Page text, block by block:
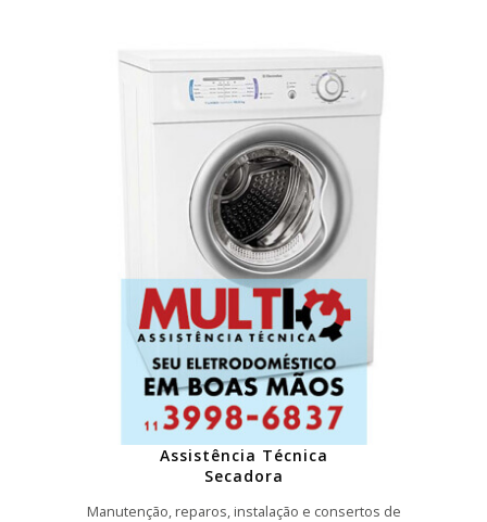
Assistência Técnica
Secadora
Manutenção, reparos, instalação e consertos de